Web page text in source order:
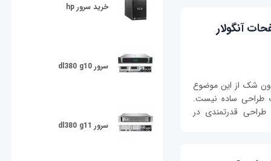
آنگولار
شک از این موضوع
طراحی ساده نیست.
طراحی قدرتمندی در
خرید سرور hp
سرور dl380 g10
سرور dl380 g11